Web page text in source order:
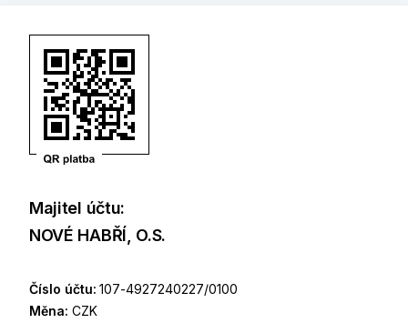
Majitel účtu:
NOVÉ HABŘÍ, O.S.
Číslo účtu:107-4927240227/0100
Měna: CZK